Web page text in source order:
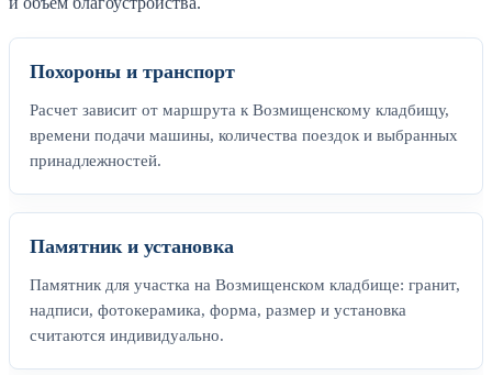
Похороны и транспорт
Расчет зависит от маршрута к Возмищенскому кладбищу,
времени подачи машины, количества поездок и выбранных
принадлежностей.
Памятник и установка
Памятник для участка на Возмищенском кладбище: гранит,
надписи, фотокерамика, форма, размер и установка
считаются индивидуально.